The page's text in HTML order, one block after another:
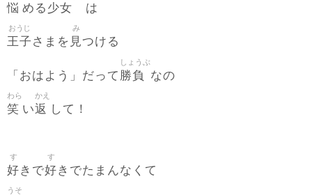
悩 める 少女 は
王子
おうじ
さまを 見
み
つける
「おはよう」だって 勝負
しょうぶ
なの
笑
わら
い返
かえ
して！
好
す
きで好
す
きでたまんなくて
うそ